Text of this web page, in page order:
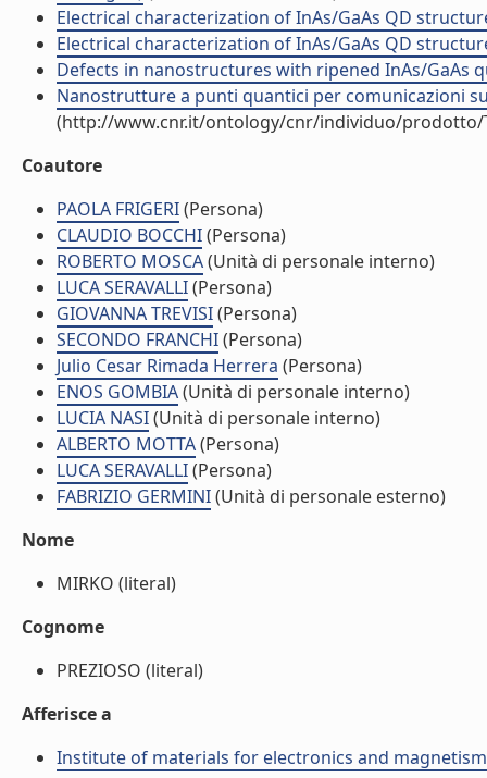
Electrical characterization of InAs/GaAs QD
Electrical characterization of InAs/GaAs QD
Defects in nanostructures with ripened InAs/GaAs
Nanostrutture a punti quantici per comunicazioni
(http://www.cnr.it/ontology/cnr/individuo/prodotto/
Coautore
PAOLA FRIGERI(Persona)
CLAUDIO BOCCHI(Persona)
ROBERTO MOSCA(Unità di personale interno)
LUCA SERAVALLI(Persona)
GIOVANNA TREVISI(Persona)
SECONDO FRANCHI(Persona)
Julio Cesar Rimada Herrera (Persona)
ENOS GOMBIA(Unità di personale interno)
LUCIA NASI(Unità di personale interno)
ALBERTO MOTTA(Persona)
LUCA SERAVALLI(Persona)
FABRIZIO GERMINI(Unità di personale esterno)
Nome
MIRKO (literal)
Cognome
PREZIOSO (literal)
Afferisce a
Institute of materials for electronics and